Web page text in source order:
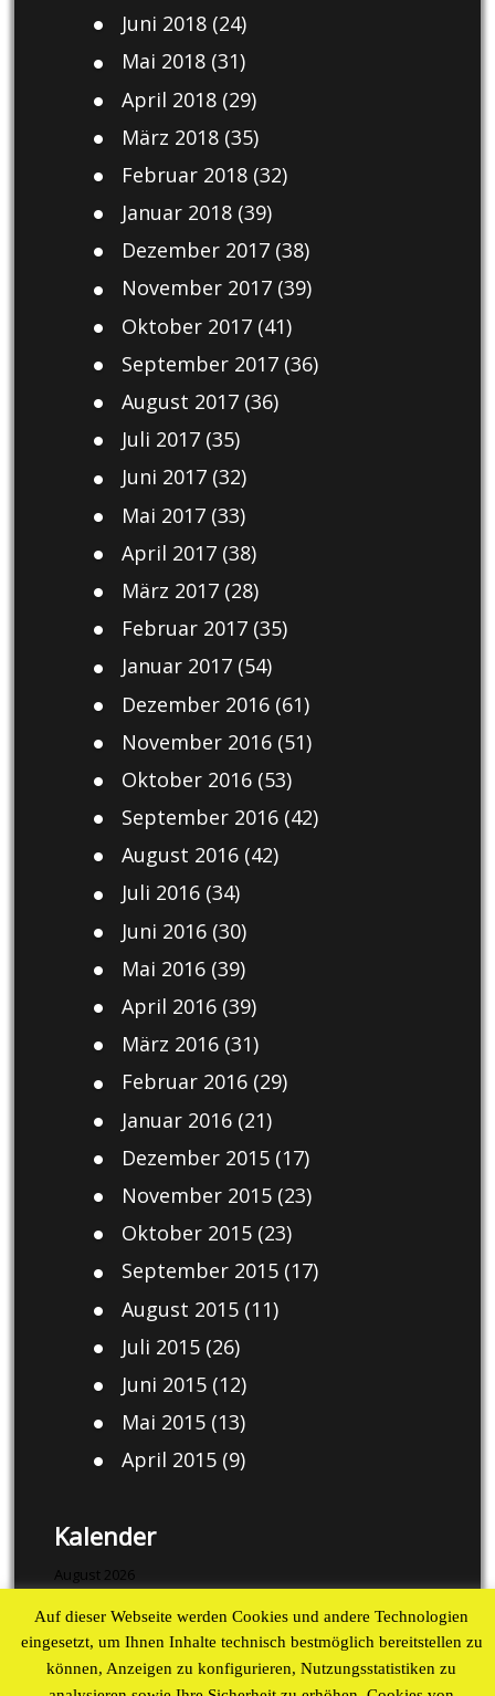
Juni 2018(24)
Mai 2018(31)
April 2018(29)
März 2018(35)
Februar 2018(32)
Januar 2018(39)
Dezember 2017(38)
November 2017(39)
Oktober 2017(41)
September 2017(36)
August 2017(36)
Juli 2017(35)
Juni 2017(32)
Mai 2017(33)
April 2017(38)
März 2017(28)
Februar 2017(35)
Januar 2017(54)
Dezember 2016(61)
November 2016(51)
Oktober 2016(53)
September 2016(42)
August 2016(42)
Juli 2016(34)
Juni 2016(30)
Mai 2016(39)
April 2016(39)
März 2016(31)
Februar 2016(29)
Januar 2016(21)
Dezember 2015(17)
November 2015(23)
Oktober 2015(23)
September 2015(17)
August 2015(11)
Juli 2015(26)
Juni 2015(12)
Mai 2015(13)
April 2015(9)
Kalender
August 2026
M D M D F S
S
1
2
3
4 5 6 7 8 9
Auf dieser Webseite werden Cookies und andere Technologien
eingesetzt, um Ihnen Inhalte technisch bestmöglich bereitstellen zu
können, Anzeigen zu konfigurieren, Nutzungsstatistiken zu